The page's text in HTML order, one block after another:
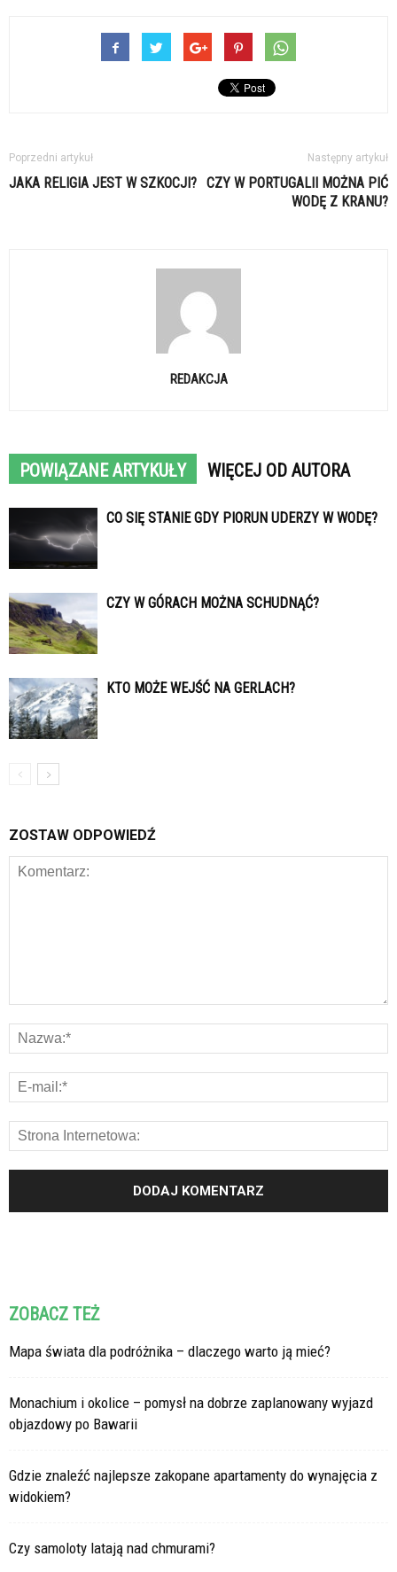
Poprzedni artykuł
JAKA RELIGIA JEST W SZKOCJI?
Następny artykuł
CZY W PORTUGALII MOŻNA PIĆ
WODĘ Z KRANU?
REDAKCJA
POWIĄZANE ARTYKUŁY WIĘCEJ OD AUTORA
CO SIĘ STANIE GDY PIORUN UDERZY W WODĘ?
CZY W GÓRACH MOŻNA SCHUDNĄĆ?
KTO MOŻE WEJŚĆ NA GERLACH?
ZOSTAW ODPOWIEDŹ
ZOBACZ TEŻ
Mapa świata dla podróżnika – dlaczego warto ją mieć?
Monachium i okolice – pomysł na dobrze zaplanowany wyjazd
objazdowy po Bawarii
Gdzie znaleźć najlepsze zakopane apartamenty do wynajęcia z
widokiem?
Czy samoloty latają nad chmurami?